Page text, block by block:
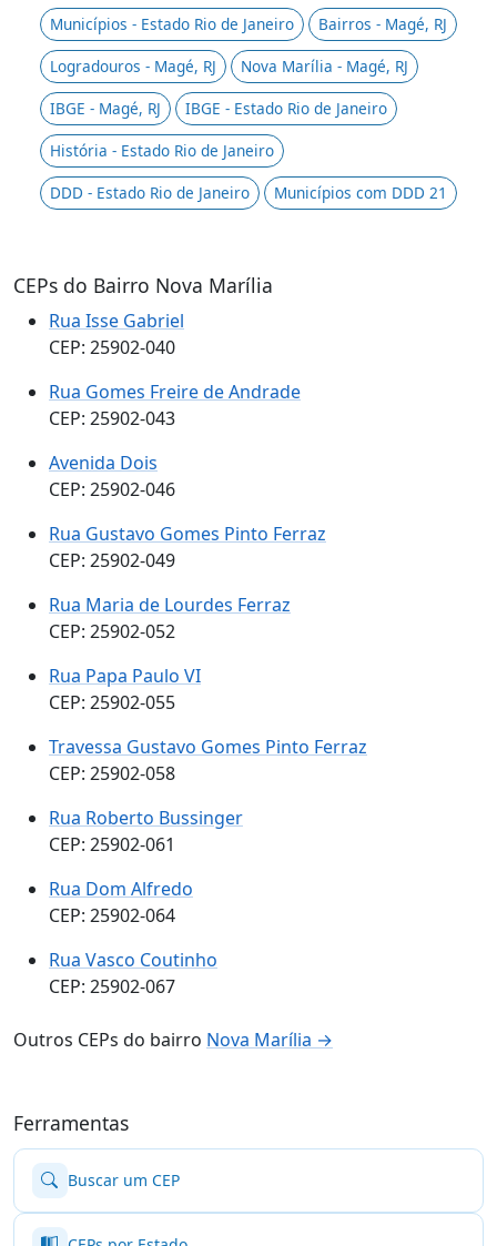
Municípios - Estado Rio de Janeiro
Bairros - Magé, RJ
Logradouros - Magé, RJ
Nova Marília - Magé, RJ
IBGE - Magé, RJ
IBGE - Estado Rio de Janeiro
História - Estado Rio de Janeiro
DDD - Estado Rio de Janeiro
Municípios com DDD 21
CEPs do Bairro Nova Marília
Rua Isse Gabriel
CEP: 25902-040
Rua Gomes Freire de Andrade
CEP: 25902-043
Avenida Dois
CEP: 25902-046
Rua Gustavo Gomes Pinto Ferraz
CEP: 25902-049
Rua Maria de Lourdes Ferraz
CEP: 25902-052
Rua Papa Paulo VI
CEP: 25902-055
Travessa Gustavo Gomes Pinto Ferraz
CEP: 25902-058
Rua Roberto Bussinger
CEP: 25902-061
Rua Dom Alfredo
CEP: 25902-064
Rua Vasco Coutinho
CEP: 25902-067
Outros CEPs do bairro Nova Marília →
Ferramentas
Buscar um CEP